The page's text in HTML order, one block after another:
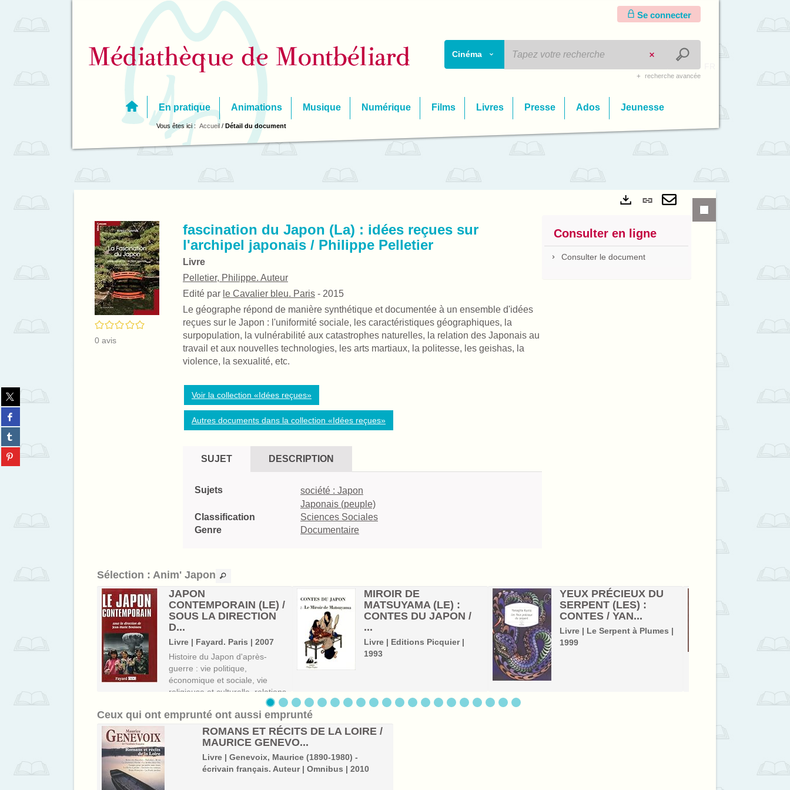
Se connecter
Cinéma
recherche avancée
Vous êtes ici : Accueil / Détail du document
En pratique Animations Musique Numérique Films Livres Presse Ados Jeunesse
Partager
sur
twitter
(Nouvelle
fenêtre)
Partager
sur
facebook
(Nouvelle
fenêtre)
Partager
sur
tumblr
(Nouvelle
Partager
sur
Lien
permanent
(Nouvelle
Envoyer
/5
0 avis
fascination du Japon (La) : idées reçues sur
l'archipel japonais / Philippe Pelletier
Livre
Pelletier, Philippe. Auteur
Edité par le Cavalier bleu. Paris - 2015
Le géographe répond de manière synthétique et documentée à un ensemble d'idées
reçues sur le Japon : l'uniformité sociale, les caractéristiques géographiques, la
surpopulation, la vulnérabilité aux catastrophes naturelles, la relation des Japonais au
travail et aux nouvelles technologies, les arts martiaux, la politesse, les geishas, la
violence, la sexualité, etc.
Voir la collection «Idées reçues»
Autres documents dans la collection «Idées reçues»
SUJET DESCRIPTION
Sujets
société : Japon
Japonais (peuple)
Classification
Sciences Sociales
Genre
Documentaire
Consulter en ligne
Consulter le document
Sélection : Anim' Japon
JAPON
CONTEMPORAIN (LE) /
SOUS LA DIRECTION
D...
Livre | Fayard. Paris | 2007
Histoire du Japon d'après-
guerre : vie politique,
économique et sociale, vie
religieuse et culturelle, relations
histoire du Japon rural, des
forces armées japonaises, du
crime organisé et de la police,
MIROIR DE
MATSUYAMA (LE) :
CONTES DU JAPON /
...
Livre | Editions Picquier |
1993
YEUX PRÉCIEUX DU
SERPENT (LES) :
CONTES / YAN...
Livre | Le Serpent à Plumes |
1999
Paris | 2017
Ceux qui ont emprunté ont aussi emprunté
ROMANS ET RÉCITS DE LA LOIRE /
MAURICE GENEVO...
Livre | Genevoix, Maurice (1890-1980) -
écrivain français. Auteur | Omnibus | 2010